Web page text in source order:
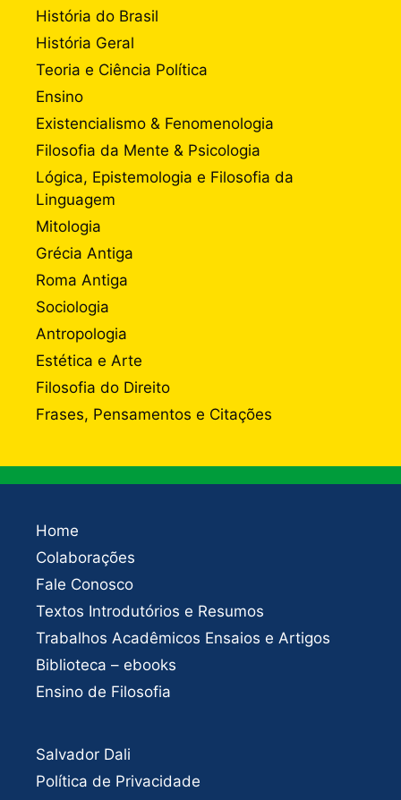
História do Brasil
História Geral
Teoria e Ciência Política
Ensino
Existencialismo & Fenomenologia
Filosofia da Mente & Psicologia
Lógica, Epistemologia e Filosofia da
Linguagem
Mitologia
Grécia Antiga
Roma Antiga
Sociologia
Antropologia
Estética e Arte
Filosofia do Direito
Frases, Pensamentos e Citações
Home
Colaborações
Fale Conosco
Textos Introdutórios e Resumos
Trabalhos Acadêmicos Ensaios e Artigos
Biblioteca – ebooks
Ensino de Filosofia
Salvador Dali
Política de Privacidade